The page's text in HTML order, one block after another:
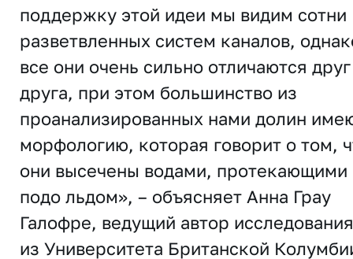
поддержку этой идеи мы видим сотни
разветвленных систем каналов,
все они очень сильно отличаются
друга, при этом большинство из
проанализированных нами долин
морфологию, которая говорит о том,
они высечены водами, протекающими
подо льдом», – объясняет Анна Грау
Галофре, ведущий автор исследования
из Университета Британской